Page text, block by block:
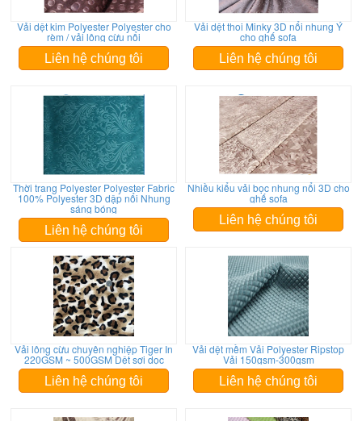
Vải dệt kim Polyester Polyester cho
rèm / vải lông cừu nổi
Liên hệ chúng tôi
Vải dệt thoi Minky 3D nổi nhung Ý
cho ghế sofa
Liên hệ chúng tôi
Thời trang Polyester Polyester Fabric
100% Polyester 3D dập nổi Nhung
sáng bóng
Liên hệ chúng tôi
Nhiều kiểu vải bọc nhung nổi 3D cho
ghế sofa
Liên hệ chúng tôi
Vải lông cừu chuyên nghiệp Tiger In
220GSM ~ 500GSM Dệt sợi dọc
Liên hệ chúng tôi
Vải dệt mềm Vải Polyester Ripstop
Vải 150gsm-300gsm
Liên hệ chúng tôi